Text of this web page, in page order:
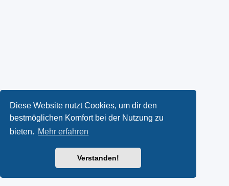
Diese Website nutzt Cookies, um dir den
bestmöglichen Komfort bei der Nutzung zu
bieten. Mehr erfahren
Verstanden!